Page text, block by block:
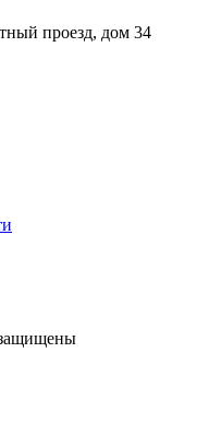
проезд, дом 34